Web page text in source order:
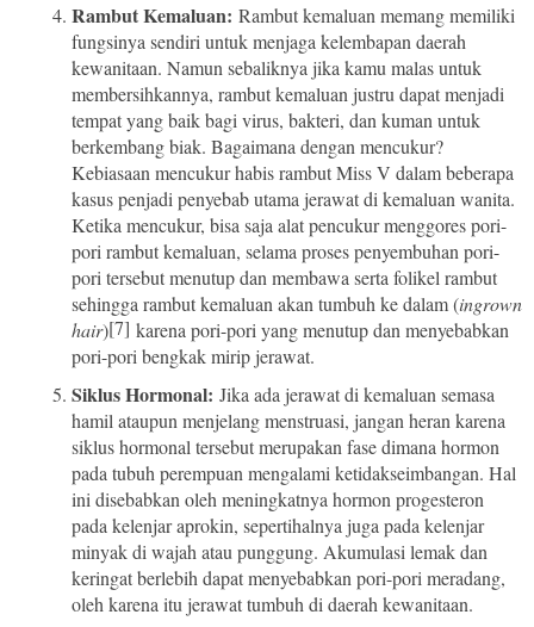
Rambut Kemaluan: Rambut kemaluan memang memiliki
fungsinya sendiri untuk menjaga kelembapan daerah
kewanitaan. Namun sebaliknya jika kamu malas untuk
membersihkannya, rambut kemaluan justru dapat menjadi
tempat yang baik bagi virus, bakteri, dan kuman untuk
berkembang biak. Bagaimana dengan mencukur?
Kebiasaan mencukur habis rambut Miss V dalam beberapa
kasus penjadi penyebab utama jerawat di kemaluan wanita.
Ketika mencukur, bisa saja alat pencukur menggores pori-
pori rambut kemaluan, selama proses penyembuhan pori-
pori tersebut menutup dan membawa serta folikel rambut
sehingga rambut kemaluan akan tumbuh ke dalam (ingrown
hair)[7] karena pori-pori yang menutup dan menyebabkan
pori-pori bengkak mirip jerawat.
Siklus Hormonal: Jika ada jerawat di kemaluan semasa
hamil ataupun menjelang menstruasi, jangan heran karena
siklus hormonal tersebut merupakan fase dimana hormon
pada tubuh perempuan mengalami ketidakseimbangan. Hal
ini disebabkan oleh meningkatnya hormon progesteron
pada kelenjar aprokin, sepertihalnya juga pada kelenjar
minyak di wajah atau punggung. Akumulasi lemak dan
keringat berlebih dapat menyebabkan pori-pori meradang,
oleh karena itu jerawat tumbuh di daerah kewanitaan.